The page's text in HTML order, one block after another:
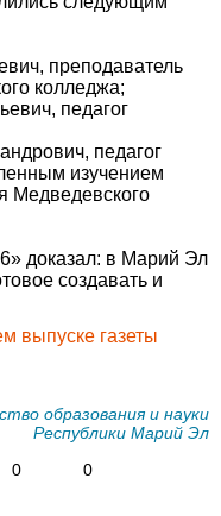
преподаватель
колледжа;
педагог
педагог
изучением
Медведевского
доказал: в Марий Эл
создавать и
выпуске газеты
образования и науки
Республики Марий Эл
0
0